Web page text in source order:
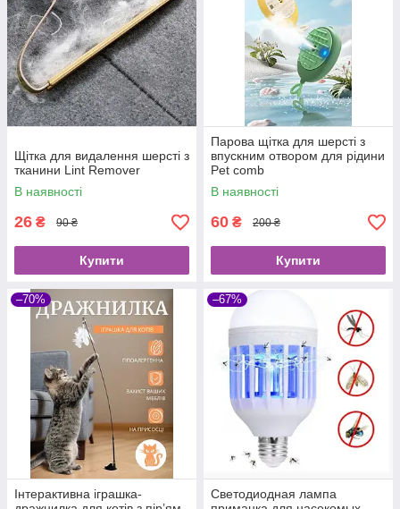
Щітка для видалення шерсті з
тканини Lint Remover
В наявності
26 ₴ 90 ₴
Купити
Парова щітка для шерсті з
впускним отвором для рідини
Pet comb
В наявності
60 ₴ 200 ₴
Купити
–70%
Інтерактивна іграшка-
–67%
Светодиодная лампа